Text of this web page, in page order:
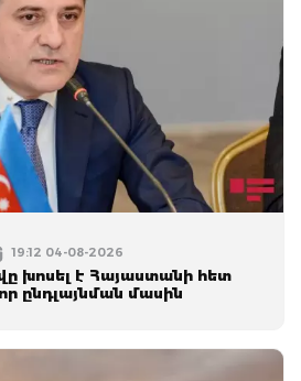
19:12 04-08-2026
խոսել է Հայաստանի հետ
ընդլայնման մասին